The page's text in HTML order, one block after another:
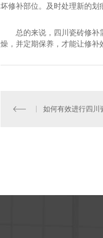
坏修补部位。及时处理新的划
总的来说，四川瓷砖修
燥，并定期保养，才能让修补
如何有效进行四川